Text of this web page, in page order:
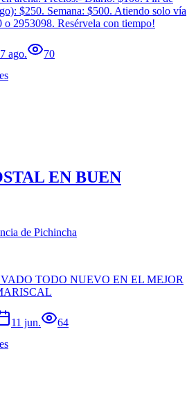
$250. Semana: $500. Atiendo solo vía
2953098. Resérvela con tiempo!
7 ago. 70
EN BUEN
de Pichincha
TODO NUEVO EN EL MEJOR
11 jun. 64